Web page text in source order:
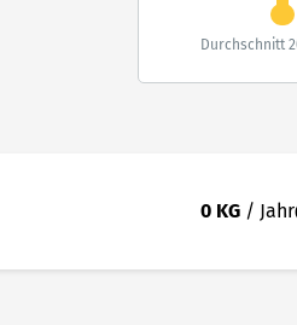
Durchschnitt
0 KG / Jahr